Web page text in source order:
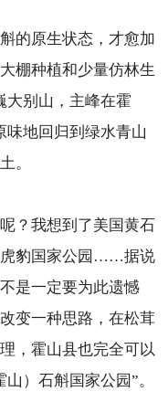
的原生状态，才愈加
棚种植和少量仿林生
大别山，主峰在霍
味地回归到绿水青山
。
？我想到了美国黄石
虎豹国家公园……据说
是一定要为此遗憾
变一种思路，在松茸
，霍山县也完全可以
）石斛国家公园”。